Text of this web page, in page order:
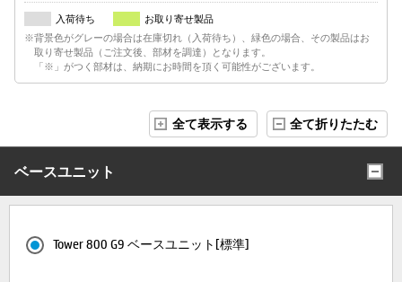
入荷待ち
お取り寄せ製品
※背景色がグレーの場合は在庫切れ（入荷待ち）、緑色の場合、その製品はお
取り寄せ製品（ご注文後、部材を調達）となります。
「※」がつく部材は、納期にお時間を頂く可能性がございます。
全て表示する 全て折りたたむ
ベースユニット
Tower 800 G9 ベースユニット[標準]